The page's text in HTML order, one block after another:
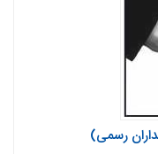
رسمی)